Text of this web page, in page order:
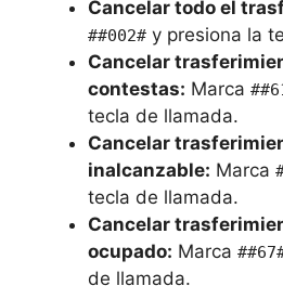
Cancelar todo el
##002# y presiona la
Cancelar
contestas: Marca
tecla de llamada.
Cancelar
inalcanzable: Marca
tecla de llamada.
Cancelar
ocupado: Marca
de llamada.